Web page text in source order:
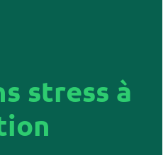
stress à